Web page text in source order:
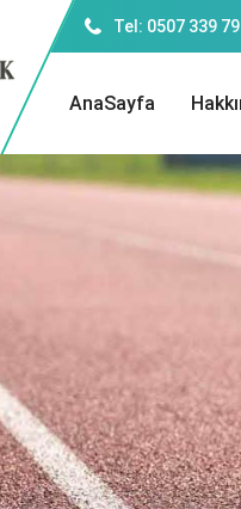
Tel: 0507 339
AnaSayfa